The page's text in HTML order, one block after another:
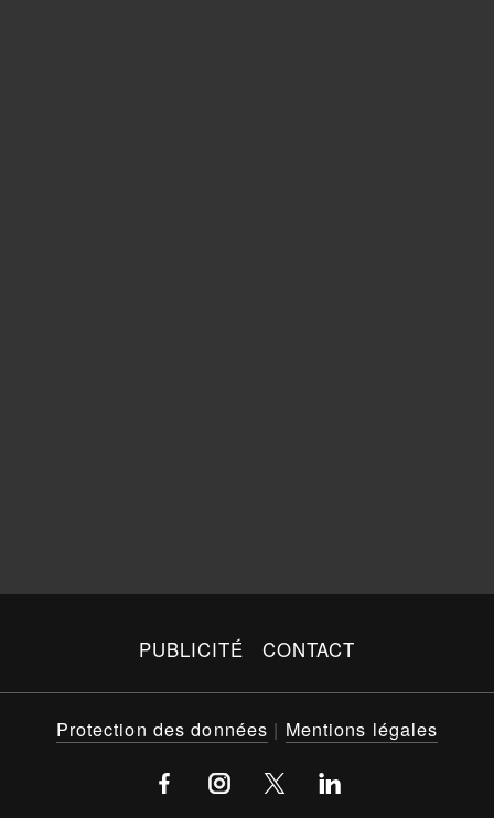
PUBLICITÉ CONTACT
Protection des données | Mentions légales